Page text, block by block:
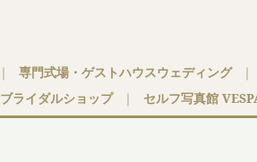
｜ 専門式場・ゲストハウスウェディング ｜
ブライダルショップ ｜ セルフ写真館